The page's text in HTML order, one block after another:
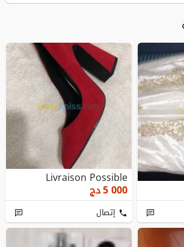
Livraison Possible
5 000دج
إتصال